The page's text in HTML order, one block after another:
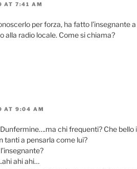
AT 7:41 AM
per forza, ha fatto l’insegnante
alla radio locale. Come si chiama?
AT 9:04 AM
chi frequenti? Che bello
tanti a pensarla come lui?
ahi ahi…